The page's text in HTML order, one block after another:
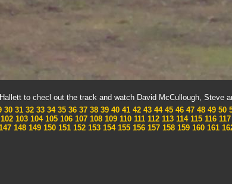
to checl out the track and watch David McCullough, Steve
30 31 32 33 3435 36 37 38 39 40 41 42 43 4445 46 47 48 49 50
102 103 104105 106 107 108 109 110 111 112 113 114115 116 117
148149150151152153154155156157158159160161